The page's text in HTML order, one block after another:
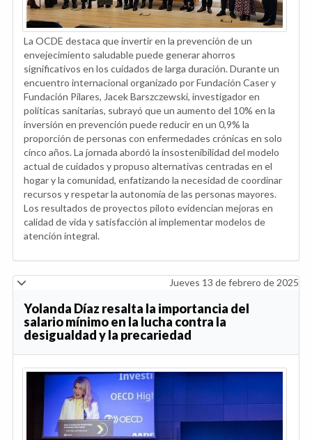
La OCDE destaca que invertir en la prevención de un
envejecimiento saludable puede generar ahorros
significativos en los cuidados de larga duración. Durante un
encuentro internacional organizado por Fundación Caser y
Fundación Pilares, Jacek Barszczewski, investigador en
políticas sanitarias, subrayó que un aumento del 10% en la
inversión en prevención puede reducir en un 0,9% la
proporción de personas con enfermedades crónicas en solo
cinco años. La jornada abordó la insostenibilidad del modelo
actual de cuidados y propuso alternativas centradas en el
hogar y la comunidad, enfatizando la necesidad de coordinar
recursos y respetar la autonomía de las personas mayores.
Los resultados de proyectos piloto evidencian mejoras en
calidad de vida y satisfacción al implementar modelos de
atención integral.
Jueves 13 de febrero de 2025
Yolanda Díaz resalta la importancia del
salario mínimo en la lucha contra la
desigualdad y la precariedad